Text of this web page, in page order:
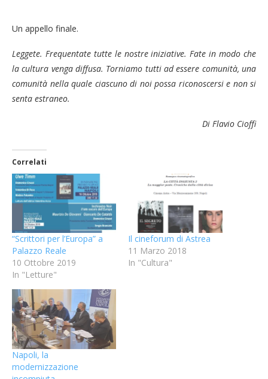
Un appello finale.
Leggete. Frequentate tutte le nostre iniziative. Fate in modo che
la cultura venga diffusa. Torniamo tutti ad essere comunità, una
comunità nella quale ciascuno di noi possa riconoscersi e non si
senta estraneo.
Di Flavio Cioffi
Correlati
“Scrittori per l’Europa” a
Palazzo Reale
10 Ottobre 2019
In "Letture"
Il cineforum di Astrea
11 Marzo 2018
In "Cultura"
Napoli, la
modernizzazione